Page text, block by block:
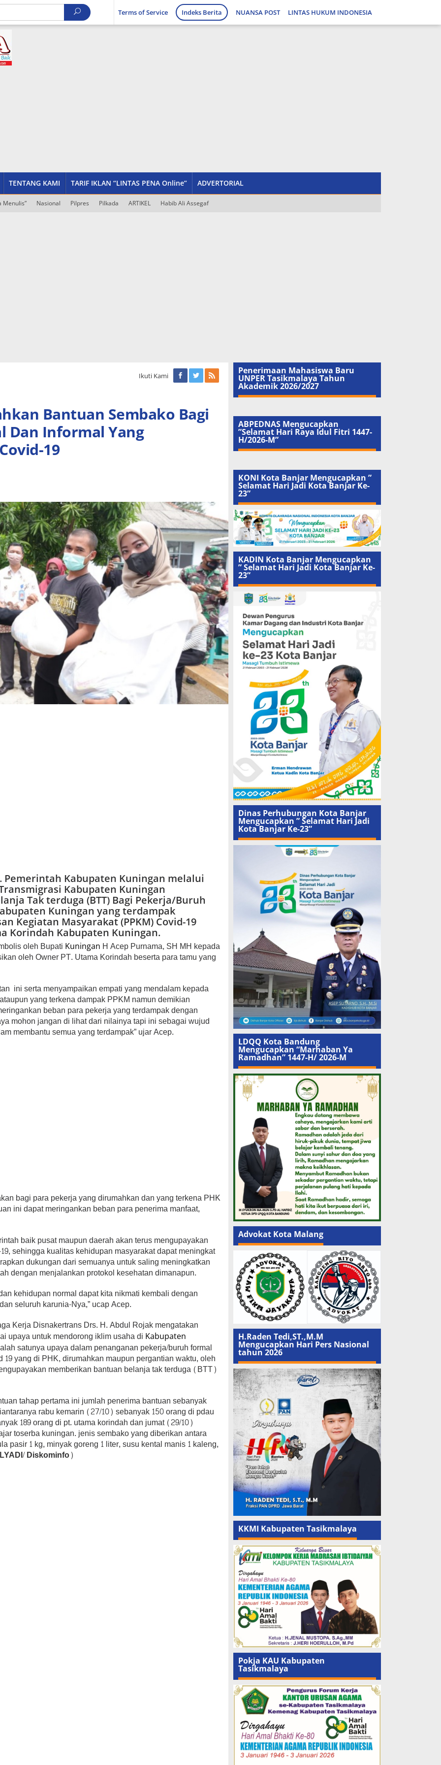
Terms of Service Indeks Berita NUANSA POST LINTAS HUKUM INDONESIA
TENTANG KAMI TARIF IKLAN “LINTAS PENA Online” ADVERTORIAL
Menulis” Nasional Pilpres Pilkada ARTIKEL Habib Ali Assegaf
Ikuti Kami
Bantuan Sembako Bagi
Dan Informal Yang
19
. Pemerintah Kabupaten Kuningan melalui
Kabupaten Kuningan
Tak terduga (BTT) Bagi Pekerja/Buruh
Kuningan yang terdampak
Kegiatan Masyarakat (PPKM) Covid-19
Korindah Kabupaten Kuningan.
oleh Bupati Kuningan H Acep Purnama, SH MH kepada
oleh Owner PT. Utama Korindah beserta para tamu yang
ini serta menyampaikan empati yang mendalam kepada
yang terkena dampak PPKM namun demikian
beban para pekerja yang terdampak dengan
mohon jangan di lihat dari nilainya tapi ini sebagai wujud
membantu semua yang terdampak” ujar Acep.
bagi para pekerja yang dirumahkan dan yang terkena PHK
ini dapat meringankan beban para penerima manfaat,
baik pusat maupun daerah akan terus mengupayakan
sehingga kualitas kehidupan masyarakat dapat meningkat
dukungan dari semuanya untuk saling meningkatkan
dengan menjalankan protokol kesehatan dimanapun.
kehidupan normal dapat kita nikmati kembali dengan
seluruh karunia-Nya,” ucap Acep.
Kerja Disnakertrans Drs. H. Abdul Rojak mengatakan
upaya untuk mendorong iklim usaha di Kabupaten
satunya upaya dalam penanganan pekerja/buruh formal
yang di PHK, dirumahkan maupun pergantian waktu, oleh
memberikan bantuan belanja tak terduga (BTT)
tahap pertama ini jumlah penerima bantuan sebanyak
rabu kemarin (27/10) sebanyak 150 orang di pdau
189 orang di pt. utama korindah dan jumat (29/10)
toserba kuningan. jenis sembako yang diberikan antara
pasir 1 kg, minyak goreng 1 liter, susu kental manis 1 kaleng,
Diskominfo)
Penerimaan Mahasiswa Baru
UNPER Tasikmalaya Tahun
Akademik 2026/2027
ABPEDNAS Mengucapkan
”Selamat Hari Raya Idul Fitri 1447-
H/2026-M”
KONI Kota Banjar Mengucapkan ”
Selamat Hari Jadi Kota Banjar Ke-
23”
KADIN Kota Banjar Mengucapkan
” Selamat Hari Jadi Kota Banjar Ke-
23”
Dinas Perhubungan Kota Banjar
Mengucapkan ” Selamat Hari Jadi
Kota Banjar Ke-23”
LDQQ Kota Bandung
Mengucapkan “Marhaban Ya
Ramadhan” 1447-H/ 2026-M
Advokat Kota Malang
H.Raden Tedi,ST.,M.M
Mengucapkan Hari Pers Nasional
tahun 2026
KKMI Kabupaten Tasikmalaya
Pokja KAU Kabupaten
Tasikmalaya